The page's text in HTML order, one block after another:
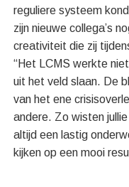
reguliere systeem
zijn nieuwe collega’s
creativiteit die zij
“Het LCMS werkte
uit het veld slaan. De
van het ene
andere. Zo wisten
altijd een lastig
kijken op een mooi